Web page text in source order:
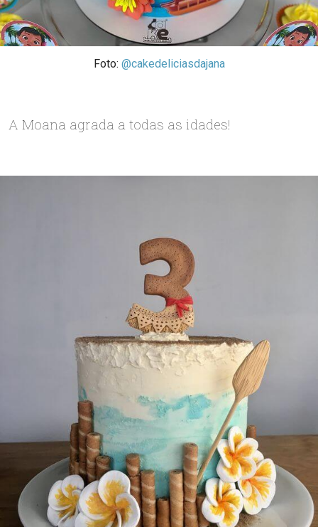
Foto: @cakedeliciasdajana
A Moana agrada a todas as idades!